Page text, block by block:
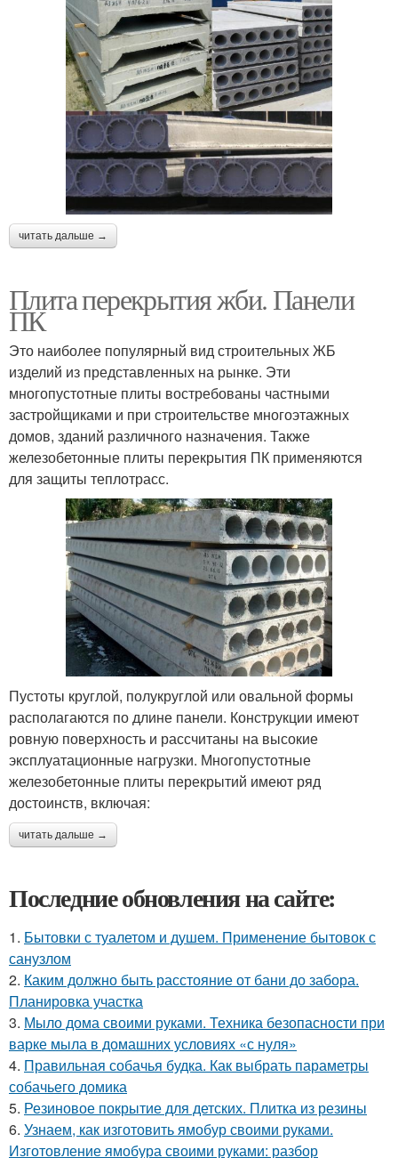
читать дальше →
Плита перекрытия жби. Панели
ПК
Это наиболее популярный вид строительных ЖБ
изделий из представленных на рынке. Эти
многопустотные плиты востребованы частными
застройщиками и при строительстве многоэтажных
домов, зданий различного назначения. Также
железобетонные плиты перекрытия ПК применяются
для защиты теплотрасс.
Пустоты круглой, полукруглой или овальной формы
располагаются по длине панели. Конструкции имеют
ровную поверхность и рассчитаны на высокие
эксплуатационные нагрузки. Многопустотные
железобетонные плиты перекрытий имеют ряд
достоинств, включая:
читать дальше →
Последние обновления на сайте:
1. Бытовки с туалетом и душем. Применение бытовок с
санузлом
2. Каким должно быть расстояние от бани до забора.
Планировка участка
3. Мыло дома своими руками. Техника безопасности при
варке мыла в домашних условиях «с нуля»
4. Правильная собачья будка. Как выбрать параметры
собачьего домика
5. Резиновое покрытие для детских. Плитка из резины
6. Узнаем, как изготовить ямобур своими руками.
Изготовление ямобура своими руками: разбор